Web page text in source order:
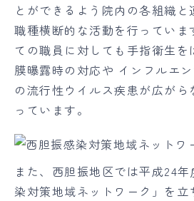
とができるよう院内の各組織と
職種横断的な活動を行っていま
ての職員に対しても手指衛生を
膜曝露時の対応や インフルエ
の流行性ウイルス疾患が広がら
っています。
また、西胆振地区では平成24
染対策地域ネットワーク」を立